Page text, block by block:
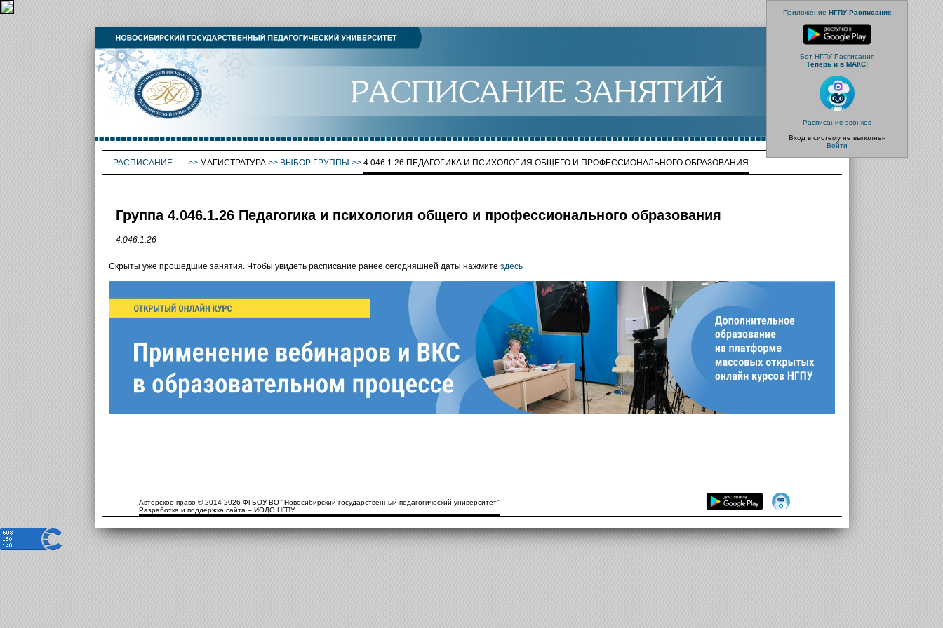
Приложение НГПУ Расписание
Бот НГПУ Расписания
Теперь и в МАКС!
Расписание звонков
Вход в систему не выполнен
Войти
РАСПИСАНИЕ >> МАГИСТРАТУРА>> ВЫБОР ГРУППЫ >> 4.046.1.26 ПЕДАГОГИКА И ПСИХОЛОГИЯ ОБЩЕГО И ПРОФЕССИОНАЛЬНОГО ОБРАЗОВАНИЯ
Группа 4.046.1.26 Педагогика и психология общего и профессионального образования
4.046.1.26
Скрыты уже прошедшие занятия. Чтобы увидеть расписание ранее сегодняшней даты нажмите здесь
Авторское право © 2014-2026 ФГБОУ ВО "Новосибирский государственный педагогический университет"
Разработка и поддержка сайта – ИОДО НГПУ